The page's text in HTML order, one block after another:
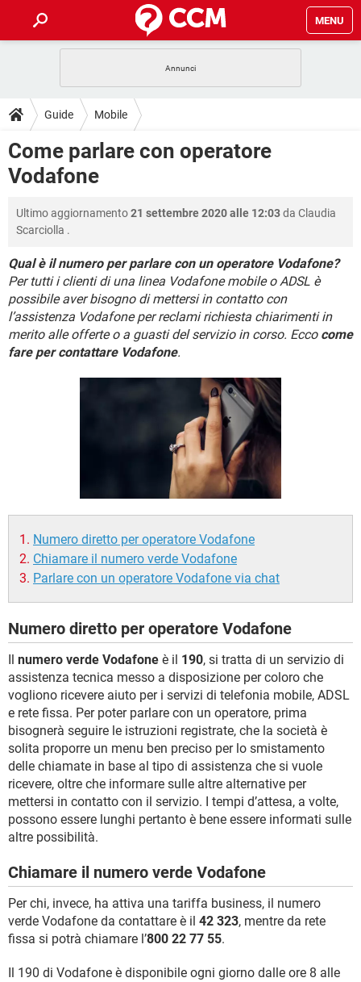
MENU
INTRATTENIMENTO
iOS WINDOWS 10
INSTAGRAM
HARDWARE
GUIDE
COVID-19
INTRATTENIMENTO ANDROID
INSTAGRAM WHATSAPP
HARDWARE
DOWNLOAD
COVID-19
iOS
INSTAGRAM
TIKTOK FACEBOOK
HARDWARE
FORUM
COVID-19 GAMING
iOS WINDOWS 10
INSTAGRAM WHATSAPP
TIKTOK FACEBOOK
HARDWARE
GLOSSARIO
COVID-19
INTRATTENIMENTO ANDROID
iOS WINDOWS 10
INSTAGRAM WHATSAPP
Guide Mobile
Come parlare con operatore
Vodafone
Ultimo aggiornamento21 settembre 2020 alle 12:03da Claudia
Scarciolla .
Qual è il numero per parlare con un operatore Vodafone?
Per tutti i clienti di una linea Vodafone mobile o ADSL è
possibile aver bisogno di mettersi in contatto con
l’assistenza Vodafone per reclami richiesta chiarimenti in
merito alle offerte o a guasti del servizio in corso. Ecco come
fare per contattare Vodafone.
Numero diretto per operatore Vodafone
Chiamare il numero verde Vodafone
Parlare con un operatore Vodafone via chat
Numero diretto per operatore Vodafone
Il numero verde Vodafone è il 190, si tratta di un servizio di
assistenza tecnica messo a disposizione per coloro che
vogliono ricevere aiuto per i servizi di telefonia mobile, ADSL
e rete fissa. Per poter parlare con un operatore, prima
bisognerà seguire le istruzioni registrate, che la società è
solita proporre un menu ben preciso per lo smistamento
delle chiamate in base al tipo di assistenza che si vuole
ricevere, oltre che informare sulle altre alternative per
mettersi in contatto con il servizio. I tempi d’attesa, a volte,
possono essere lunghi pertanto è bene essere informati sulle
altre possibilità.
Chiamare il numero verde Vodafone
Per chi, invece, ha attiva una tariffa business, il numero
verde Vodafone da contattare è il 42 323, mentre da rete
fissa si potrà chiamare l’800 22 77 55.
Il 190 di Vodafone è disponibile ogni giorno dalle ore 8 alle